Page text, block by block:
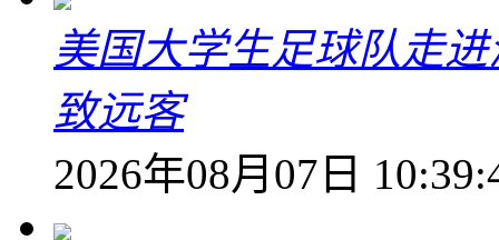
美国大学生足球队走
致远客
2026年08月07日